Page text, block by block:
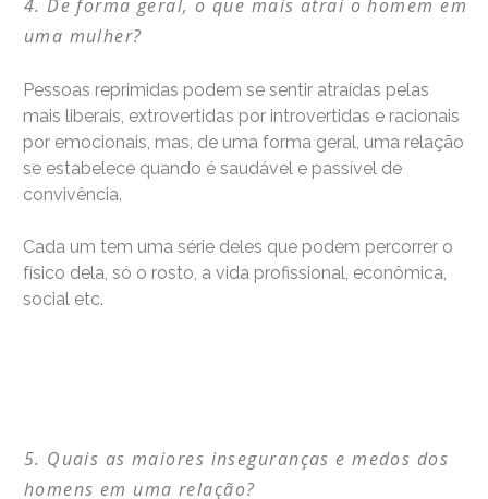
De forma geral, o que mais atrai o homem em
uma mulher?
Pessoas reprimidas podem se sentir atraídas pelas
mais liberais, extrovertidas por introvertidas e racionais
por emocionais, mas, de uma forma geral, uma relação
se estabelece quando é saudável e passível de
convivência.
Cada um tem uma série deles que podem percorrer o
físico dela, só o rosto, a vida profissional, econômica,
social etc.
Quais as maiores inseguranças e medos dos
homens em uma relação?